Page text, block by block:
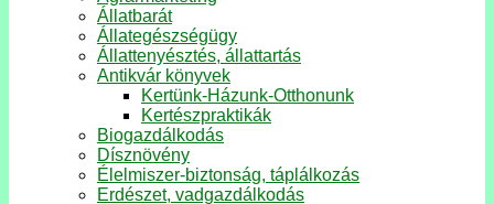
Állatbarát
Állategészségügy
Állattenyésztés, állattartás
Antikvár könyvek
Kertünk-Házunk-Otthonunk
Kertészpraktikák
Biogazdálkodás
Dísznövény
Élelmiszer-biztonság, táplálkozás
Erdészet, vadgazdálkodás